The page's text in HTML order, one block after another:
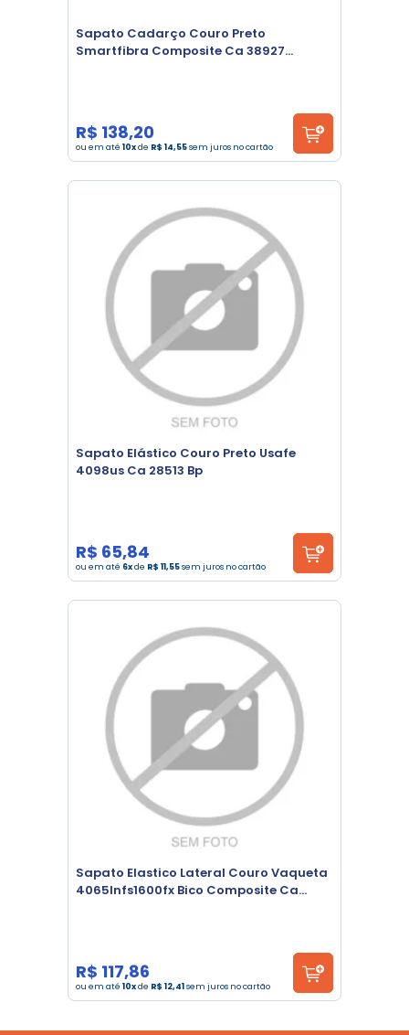
Sapato Cadarço Couro Preto
Smartfibra Composite Ca 38927
R$ 138,20
ou em até 10xde R$ 14,55sem juros no cartão
Sapato Elástico Couro Preto Usafe
4098us Ca 28513 Bp
R$ 65,84
ou em até 6xde R$ 11,55sem juros no cartão
Sapato Elastico Lateral Couro Vaqueta
4065lnfs1600fx Bico Composite Ca
R$ 117,86
ou em até 10xde R$ 12,41sem juros no cartão